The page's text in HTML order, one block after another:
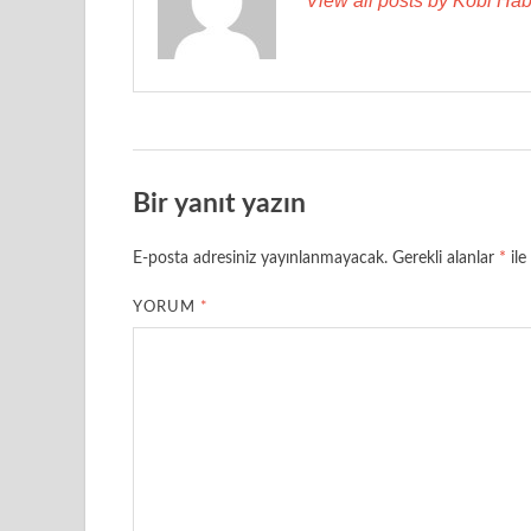
Bir yanıt yazın
E-posta adresiniz yayınlanmayacak. Gerekli alanlar * ile
YORUM *